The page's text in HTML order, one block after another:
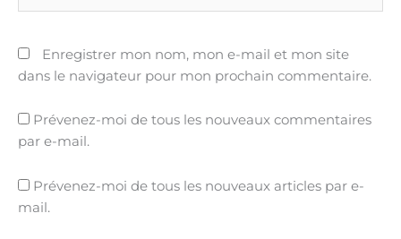
Enregistrer mon nom, mon e-mail et mon site
dans le navigateur pour mon prochain commentaire.
Prévenez-moi de tous les nouveaux commentaires
par e-mail.
Prévenez-moi de tous les nouveaux articles par e-
mail.